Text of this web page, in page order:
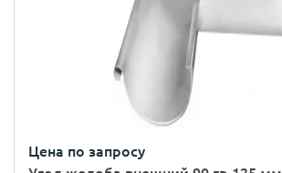
Цена по запросу